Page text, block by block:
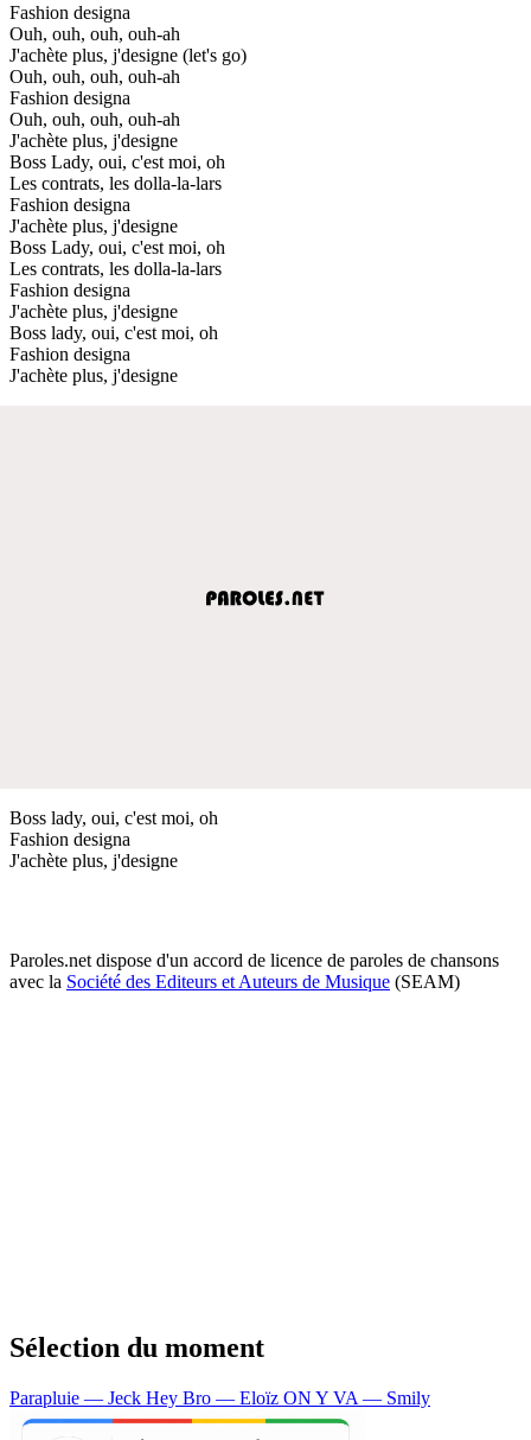
Fashion designa
Ouh, ouh, ouh, ouh-ah
J'achète plus, j'designe (let's go)
Ouh, ouh, ouh, ouh-ah
Fashion designa
Ouh, ouh, ouh, ouh-ah
J'achète plus, j'designe
Boss Lady, oui, c'est moi, oh
Les contrats, les dolla-la-lars
Fashion designa
J'achète plus, j'designe
Boss Lady, oui, c'est moi, oh
Les contrats, les dolla-la-lars
Fashion designa
J'achète plus, j'designe
Boss lady, oui, c'est moi, oh
Fashion designa
J'achète plus, j'designe
Boss lady, oui, c'est moi, oh
Fashion designa
J'achète plus, j'designe
Paroles.net dispose d'un accord de licence de paroles de chansons
avec la Société des Editeurs et Auteurs de Musique (SEAM)
Sélection du moment
Parapluie — Jeck Hey Bro — Eloïz ON Y VA — Smily